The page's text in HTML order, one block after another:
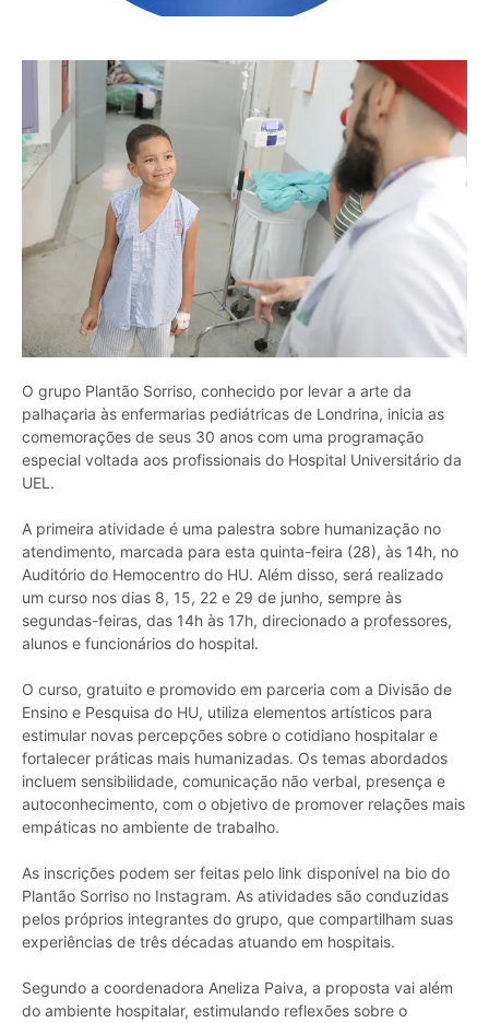
O grupo Plantão Sorriso, conhecido por levar a arte da
palhaçaria às enfermarias pediátricas de Londrina, inicia as
comemorações de seus 30 anos com uma programação
especial voltada aos profissionais do Hospital Universitário da
UEL.
A primeira atividade é uma palestra sobre humanização no
atendimento, marcada para esta quinta-feira (28), às 14h, no
Auditório do Hemocentro do HU. Além disso, será realizado
um curso nos dias 8, 15, 22 e 29 de junho, sempre às
segundas-feiras, das 14h às 17h, direcionado a professores,
alunos e funcionários do hospital.
O curso, gratuito e promovido em parceria com a Divisão de
Ensino e Pesquisa do HU, utiliza elementos artísticos para
estimular novas percepções sobre o cotidiano hospitalar e
fortalecer práticas mais humanizadas. Os temas abordados
incluem sensibilidade, comunicação não verbal, presença e
autoconhecimento, com o objetivo de promover relações mais
empáticas no ambiente de trabalho.
As inscrições podem ser feitas pelo link disponível na bio do
Plantão Sorriso no Instagram. As atividades são conduzidas
pelos próprios integrantes do grupo, que compartilham suas
experiências de três décadas atuando em hospitais.
Segundo a coordenadora Aneliza Paiva, a proposta vai além
do ambiente hospitalar, estimulando reflexões sobre o